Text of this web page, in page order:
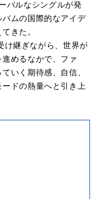
バルなシングルが発
バムの国際的なアイデ
てきた。
け継ぎながら、世界が
めるなかで、ファ
いく期待感、自信、
ードの熱量へと 引き上